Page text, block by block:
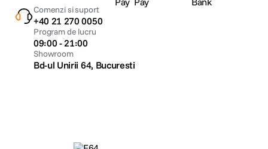
Comenzi si suport
+40 21 270 0050
Program de lucru
09:00 - 21:00
Showroom
Bd-ul Unirii 64, Bucuresti